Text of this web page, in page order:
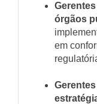
órgãos
em